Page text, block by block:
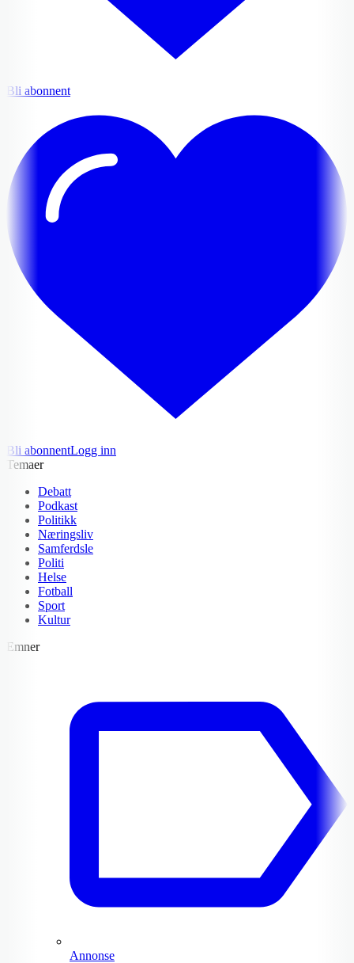
Bli abonnent
Bli abonnentLogg inn
Temaer
Debatt
Podkast
Politikk
Næringsliv
Samferdsle
Politi
Helse
Fotball
Sport
Kultur
Emner
Annonse